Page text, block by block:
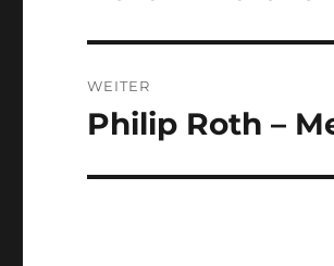
WEITER
Nächster
Philip Roth –